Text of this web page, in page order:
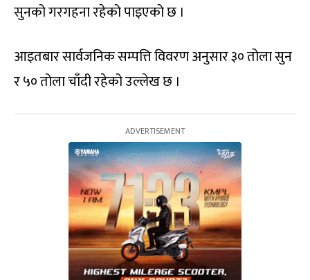
सुनको गरगहना रहेको पाइएको छ ।
आइतबार सार्वजनिक सम्पत्ति विवरण अनुसार ३० तोला सुन
र ५० तोला चाँदी रहेको उल्लेख छ ।